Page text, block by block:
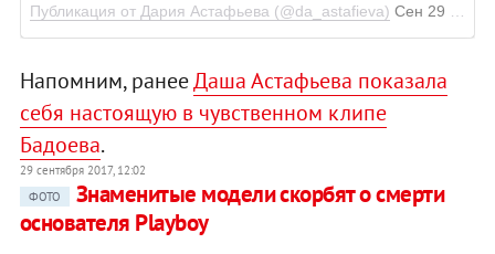
Публикация от Дария Астафьева (@da_astafieva) Сен 29 2017 в 3:22 PDT
Напомним, ранееДаша Астафьева показала
себя настоящую в чувственном клипе
Бадоева.
29 сентября 2017, 12:02
ФОТО
Знаменитые модели скорбят о смерти
основателя Playboy